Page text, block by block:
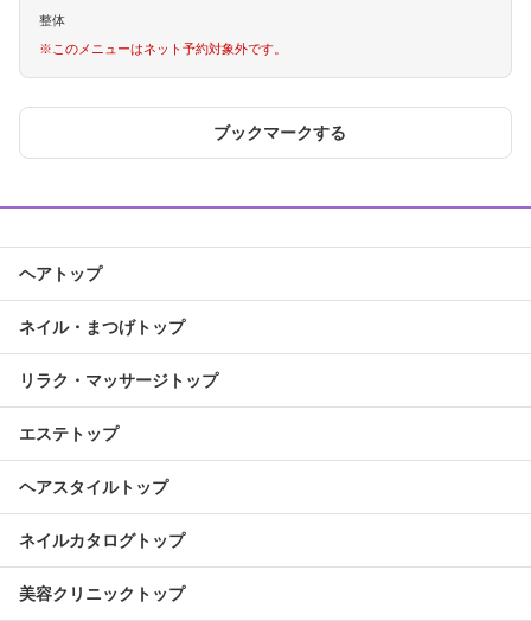
整体
※このメニューはネット予約対象外です。
ブックマークする
ヘアトップ
ネイル・まつげトップ
リラク・マッサージトップ
エステトップ
ヘアスタイルトップ
ネイルカタログトップ
美容クリニックトップ